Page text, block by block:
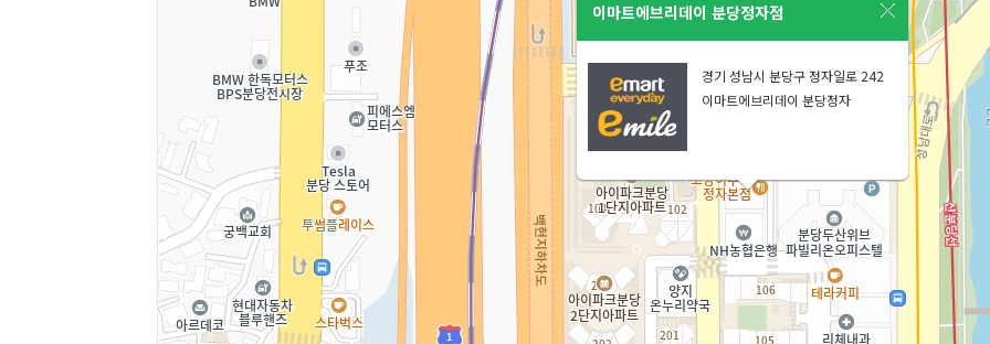
이마트에브리데이 분당정자점
경기 성남시 분당구 정자일로 242
이마트에브리데이 분당정자